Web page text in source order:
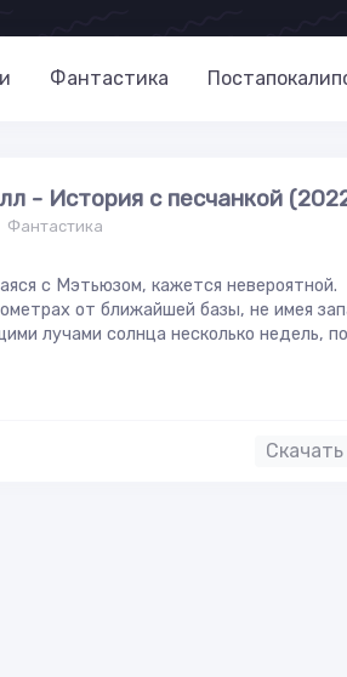
Фантастика
- История с песчанкой
Фантастика
с Мэтьюзом, кажется невероятной.
от ближайшей базы, не имея
лучами солнца несколько недель,